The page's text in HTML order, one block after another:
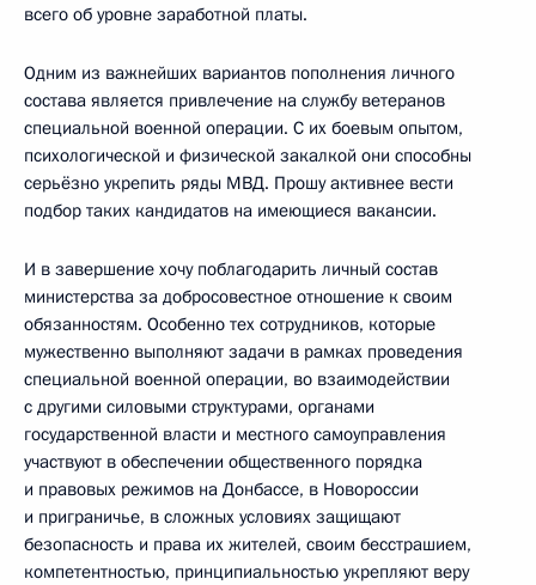
всего об уровне заработной платы.
Одним из важнейших вариантов пополнения личного
состава является привлечение на службу ветеранов
специальной военной операции. С их боевым опытом,
психологической и физической закалкой они способны
серьёзно укрепить ряды МВД. Прошу активнее вести
подбор таких кандидатов на имеющиеся вакансии.
И в завершение хочу поблагодарить личный состав
министерства за добросовестное отношение к своим
обязанностям. Особенно тех сотрудников, которые
мужественно выполняют задачи в рамках проведения
специальной военной операции, во взаимодействии
с другими силовыми структурами, органами
государственной власти и местного самоуправления
участвуют в обеспечении общественного порядка
и правовых режимов на Донбассе, в Новороссии
и приграничье, в сложных условиях защищают
безопасность и права их жителей, своим бесстрашием,
компетентностью, принципиальностью укрепляют веру